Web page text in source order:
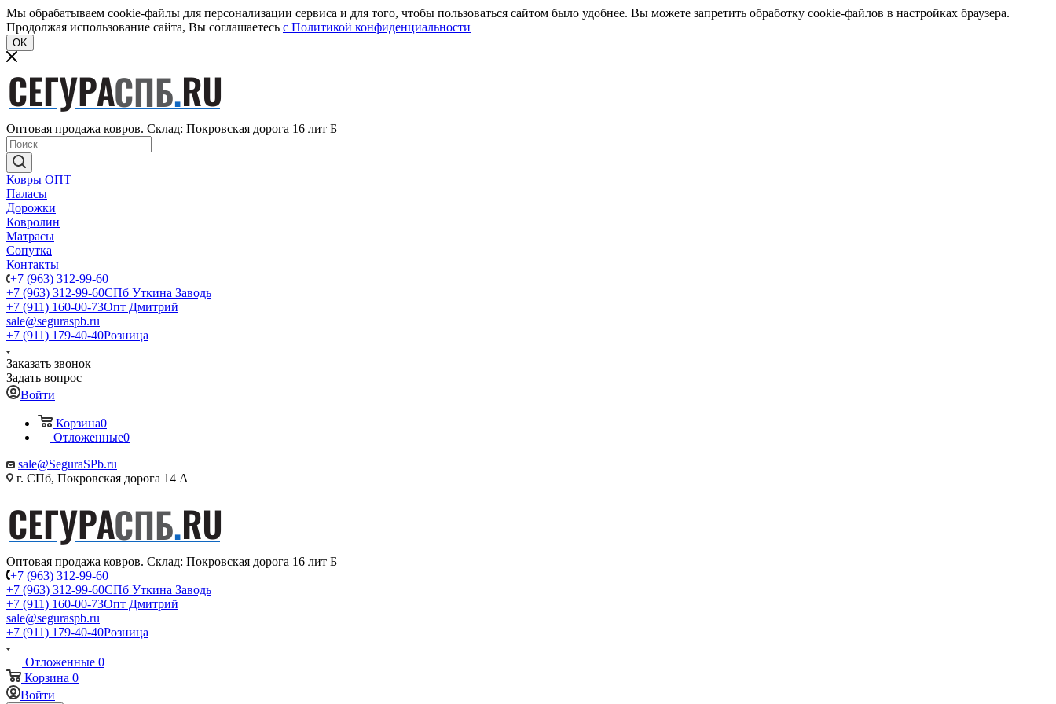
Мы обрабатываем cookie-файлы для персонализации сервиса и для того, чтобы пользоваться сайтом было удобнее. Вы можете запретить обработку cookie-файлов в настройках браузера.
Продолжая использование сайта, Вы соглашаетесь c Политикой конфиденциальности
OK
Оптовая продажа ковров. Склад: Покровская дорога 16 лит Б
Ковры ОПТ
Паласы
Дорожки
Ковролин
Матрасы
Сопутка
Контакты
+7 (963) 312-99-60
+7 (963) 312-99-60СПб Уткина Заводь
+7 (911) 160-00-73Опт Дмитрий
sale@seguraspb.ru
+7 (911) 179-40-40Розница
Заказать звонок
Задать вопрос
Войти
Корзина0
Отложенные0
sale@SeguraSPb.ru
г. СПб, Покровская дорога 14 А
Оптовая продажа ковров. Склад: Покровская дорога 16 лит Б
+7 (963) 312-99-60
+7 (963) 312-99-60СПб Уткина Заводь
+7 (911) 160-00-73Опт Дмитрий
sale@seguraspb.ru
+7 (911) 179-40-40Розница
Отложенные 0
Корзина 0
Войти